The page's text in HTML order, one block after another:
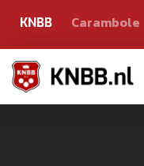
KNBB Carambole